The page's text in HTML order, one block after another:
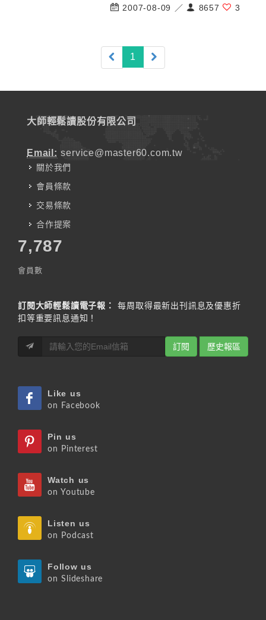
2007-08-09 ／ 8657 3
1 (current)
大師輕鬆讀股份有限公司
Email: service@master60.com.tw
關於我們
會員條款
交易條款
合作提案
7,787
會員數
訂閱大師輕鬆讀電子報：
每周取得最新出刊訊息及優惠折
扣等重要訊息通知！
訂閱 歷史報區
Like us
on Facebook
Pin us
on Pinterest
Watch us
on Youtube
Listen us
on Podcast
Follow us
on Slideshare